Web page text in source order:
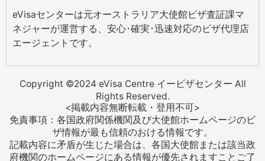
eVisaセンターは元オーストラリア大使館ビザ査証課マ
ネジャーが運営する、安心･確実･迅速対応のビザ代理店
エージェントです。
Copyright ©2024 eVisa Centre イービザセンター All
Rights Reserved.
<掲載内容無断転載・登用不可>
免責事項：各国政府関係機関及び大使館ホームページのビ
ザ情報が最も信頼のおける情報です。
記載内容に矛盾が生じた場合は、各国大使館または該当政
府機関のホームページにある情報が優先されますことご了